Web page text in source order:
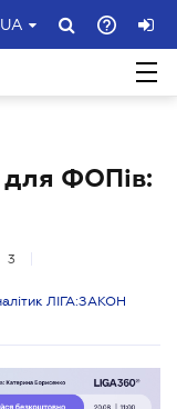
UA
для ФОПів:
3
ЛІГА:ЗАКОН